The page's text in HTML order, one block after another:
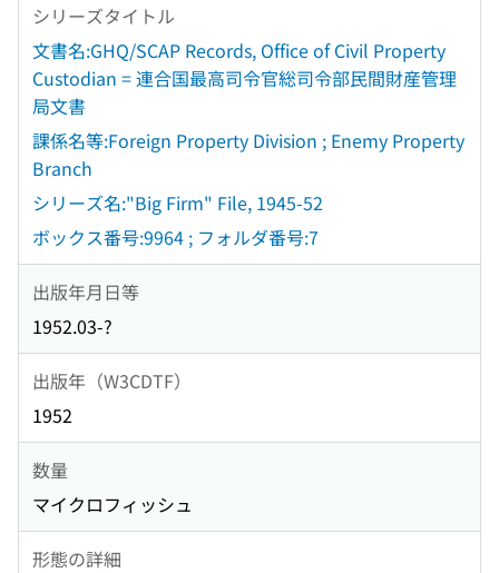
シリーズタイトル
文書名:GHQ/SCAP Records, Office of Civil Property
Custodian = 連合国最高司令官総司令部民間財産管理
局文書
課係名等:Foreign Property Division ; Enemy Property
Branch
シリーズ名:"Big Firm" File, 1945-52
ボックス番号:9964 ; フォルダ番号:7
出版年月日等
1952.03-?
出版年（W3CDTF）
1952
数量
マイクロフィッシュ
形態の詳細